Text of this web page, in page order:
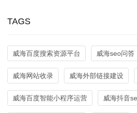
TAGS
威海百度搜索资源平台 威海seo问答
威海网站收录 威海外部链接建设
威海百度智能小程序运营 威海抖音